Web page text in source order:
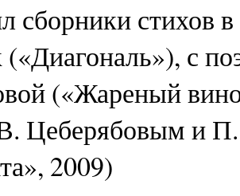
сборники стихов в
с
(«Жареный
Цеберябовым и
2009)